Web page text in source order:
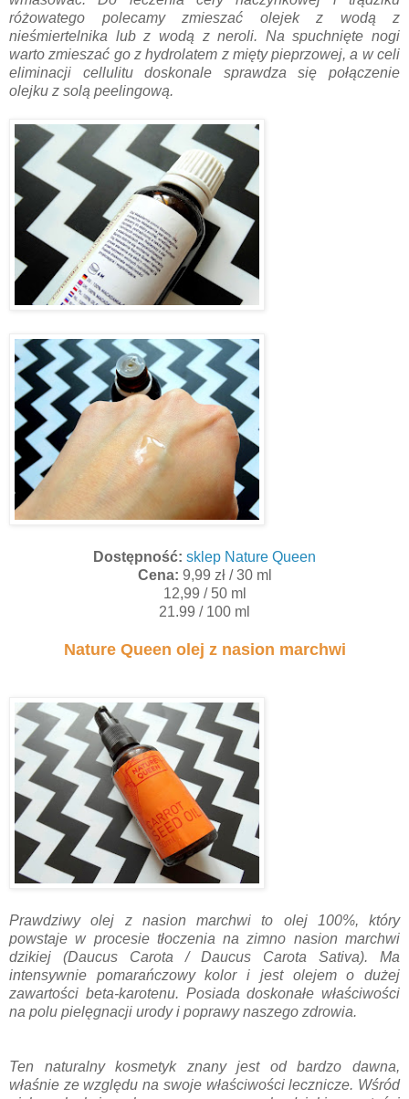
różowatego polecamy zmieszać olejek z wodą z
nieśmiertelnika lub z wodą z neroli. Na spuchnięte nogi
warto zmieszać go z hydrolatem z mięty pieprzowej, a w celi
eliminacji cellulitu doskonale sprawdza się połączenie
olejku z solą peelingową.
Dostępność: sklep Nature Queen
Cena: 9,99 zł / 30 ml
12,99 / 50 ml
21.99 / 100 ml
Nature Queen olej z nasion marchwi
Prawdziwy olej z nasion marchwi to olej 100%, który
powstaje w procesie tłoczenia na zimno nasion marchwi
dzikiej (Daucus Carota / Daucus Carota Sativa). Ma
intensywnie pomarańczowy kolor i jest olejem o dużej
zawartości beta-karotenu. Posiada doskonałe właściwości
na polu pielęgnacji urody i poprawy naszego zdrowia.
Ten naturalny kosmetyk znany jest od bardzo dawna,
właśnie ze względu na swoje właściwości lecznicze. Wśród